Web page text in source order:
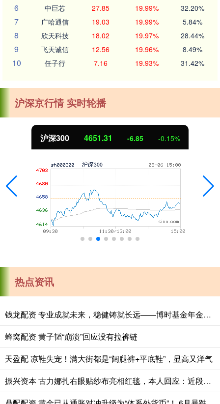
6 中巨芯 27.85 19.99% 32.20%
7 广哈通信 19.03 19.99% 5.84%
8 欣天科技 18.02 19.97% 28.44%
9 飞天诚信 12.56 19.96% 8.49%
10 任子行 7.16 19.93% 31.42%
沪深京行情 实时轮播
北证50 1122.88
热点资讯
钱龙配资 专业成就未来，稳健铸就长远——博时基金年金业务高质量发展纪实
蜂窝配资 黄子韬“崩溃”回应没有拉裤链
天盈配 凉鞋失宠！满大街都是“阔腿裤+平底鞋”，显高又洋气
振兴资本 古力娜扎右眼贴纱布亮相红毯，本人回应：近段时间工作强度太大，免疫力下降，眼睛里长了东西